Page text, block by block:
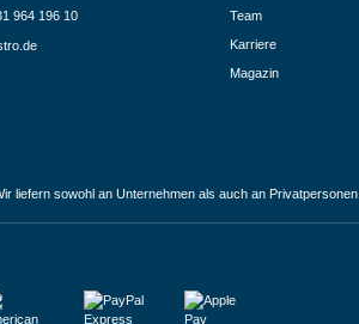
964 196 10
Team
Karriere
Magazin
liefern sowohl an Unternehmen als auch an Privatpersonen.